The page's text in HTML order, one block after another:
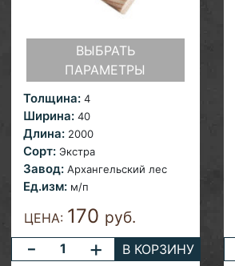
ВЫБРАТЬ
ПАРАМЕТРЫ
Толщина: 4
Ширина: 40
Длина: 2000
Сорт: Экстра
Завод: Архангельский лес
Ед.изм: м/п
ЦЕНА: 170 руб.
- +
В КОРЗИНУ